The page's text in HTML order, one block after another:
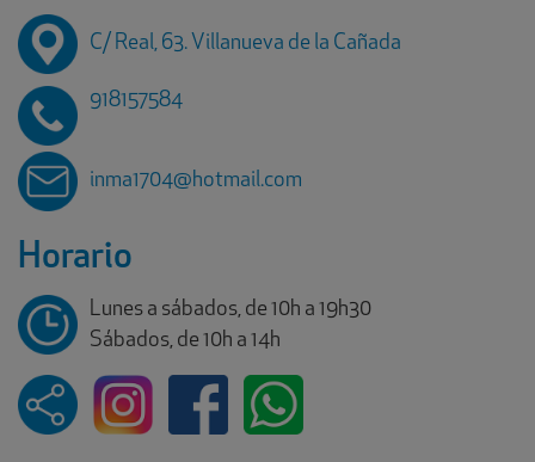
C/ Real, 63. Villanueva de la Cañada
918157584
inma1704@hotmail.com
Horario
Lunes a sábados, de 10h a 19h30
Sábados, de 10h a 14h